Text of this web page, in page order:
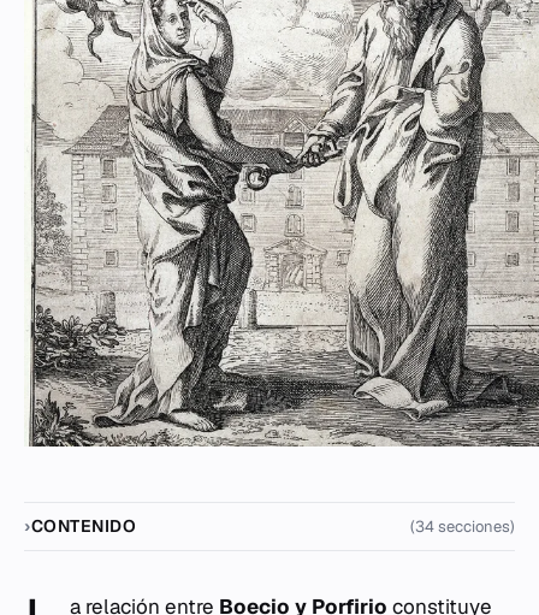
CONTENIDO (34 secciones)
a relación entre Boecio y Porfirio constituye